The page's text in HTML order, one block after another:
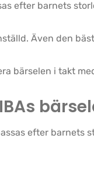
efter barnets
Även den
bärselen i takt
efter